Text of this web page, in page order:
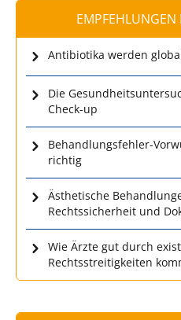
EMPFEHLUNGEN
Antibiotika werden
Die
Check-up
Behandlungsfehler-
richtig
Ästhetische
Rechtssicherheit und
Wie Ärzte gut durch
Rechtsstreitigkeiten